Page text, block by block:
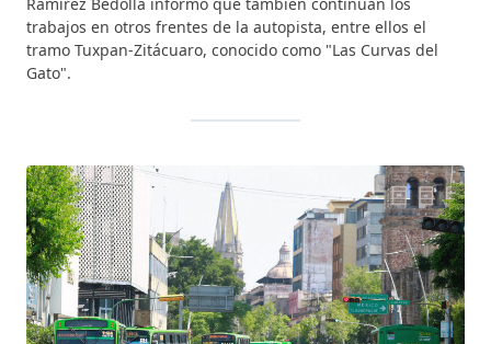
trabajos en otros frentes de la autopista, entre ellos el
tramo Tuxpan-Zitácuaro, conocido como "Las Curvas del
Gato".